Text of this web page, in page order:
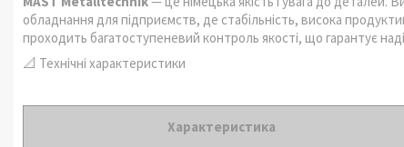
обладнання для підприємств, де стабільність, висока
проходить багатоступеневий контроль якості, що гарантує
📐 Технічні характеристики
Характеристика